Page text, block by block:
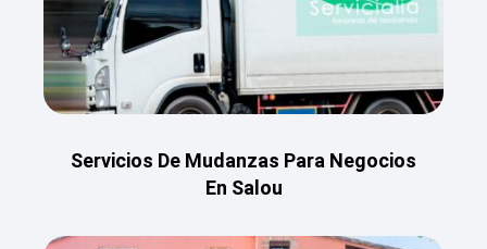
Servicios De Mudanzas Para Negocios
En Salou